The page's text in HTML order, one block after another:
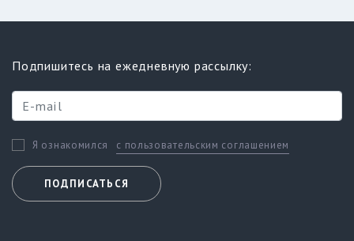
Подпишитесь на ежедневную рассылку:
Я ознакомился с пользовательским соглашением
ПОДПИСАТЬСЯ